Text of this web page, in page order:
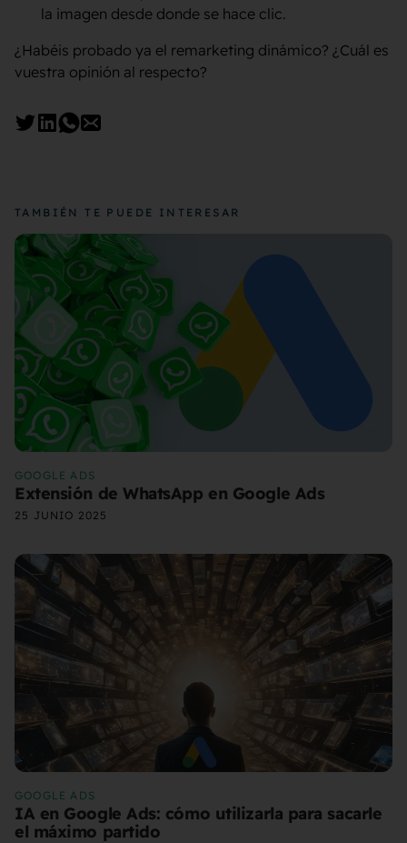
la imagen desde donde se hace clic.
¿Habéis probado ya el remarketing dinámico? ¿Cuál es
vuestra opinión al respecto?
TAMBIÉN TE PUEDE INTERESAR
GOOGLE ADS
Extensión de WhatsApp en Google Ads
25 JUNIO 2025
GOOGLE ADS
IA en Google Ads: cómo utilizarla para sacarle
el máximo partido